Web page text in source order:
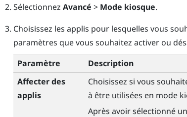
Sélectionnez Avancé > Mode kiosque.
Choisissez les applis pour lesquelles vous
paramètres que vous souhaitez activer ou
Paramètre
Description
Affecter des
applis
Choisissez si vous
à être utilisées en mode
Après avoir sélectionné